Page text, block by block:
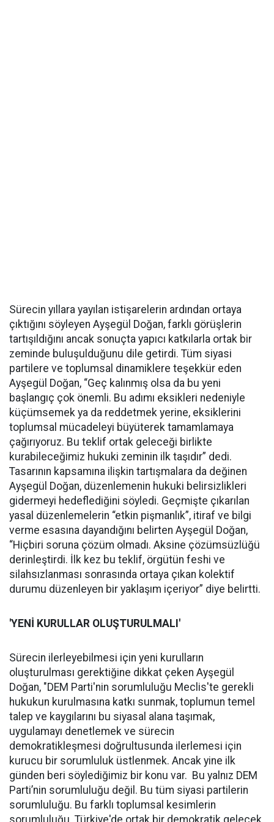
Sürecin yıllara yayılan istişarelerin ardından ortaya
çıktığını söyleyen Ayşegül Doğan, farklı görüşlerin
tartışıldığını ancak sonuçta yapıcı katkılarla ortak bir
zeminde buluşulduğunu dile getirdi. Tüm siyasi
partilere ve toplumsal dinamiklere teşekkür eden
Ayşegül Doğan, “Geç kalınmış olsa da bu yeni
başlangıç çok önemli. Bu adımı eksikleri nedeniyle
küçümsemek ya da reddetmek yerine, eksiklerini
toplumsal mücadeleyi büyüterek tamamlamaya
çağırıyoruz. Bu teklif ortak geleceği birlikte
kurabileceğimiz hukuki zeminin ilk taşıdır” dedi.
Tasarının kapsamına ilişkin tartışmalara da değinen
Ayşegül Doğan, düzenlemenin hukuki belirsizlikleri
gidermeyi hedeflediğini söyledi. Geçmişte çıkarılan
yasal düzenlemelerin “etkin pişmanlık”, itiraf ve bilgi
verme esasına dayandığını belirten Ayşegül Doğan,
“Hiçbiri soruna çözüm olmadı. Aksine çözümsüzlüğü
derinleştirdi. İlk kez bu teklif, örgütün feshi ve
silahsızlanması sonrasında ortaya çıkan kolektif
durumu düzenleyen bir yaklaşım içeriyor” diye belirtti.
'YENİ KURULLAR OLUŞTURULMALI'
Sürecin ilerleyebilmesi için yeni kurulların
oluşturulması gerektiğine dikkat çeken Ayşegül
Doğan, "DEM Parti'nin sorumluluğu Meclis'te gerekli
hukukun kurulmasına katkı sunmak, toplumun temel
talep ve kaygılarını bu siyasal alana taşımak,
uygulamayı denetlemek ve sürecin
demokratikleşmesi doğrultusunda ilerlemesi için
kurucu bir sorumluluk üstlenmek. Ancak yine ilk
günden beri söylediğimiz bir konu var. Bu yalnız DEM
Parti’nin sorumluluğu değil. Bu tüm siyasi partilerin
sorumluluğu. Bu farklı toplumsal kesimlerin
sorumluluğu. Türkiye'de ortak bir demokratik gelecek